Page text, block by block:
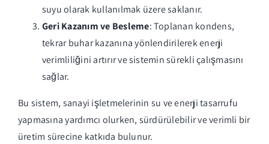
suyu olarak kullanılmak üzere saklanır.
Geri Kazanım ve Besleme: Toplanan kondens,
tekrar buhar kazanına yönlendirilerek enerji
verimliliğini artırır ve sistemin sürekli çalışmasını
sağlar.
Bu sistem, sanayi işletmelerinin su ve enerji tasarrufu
yapmasına yardımcı olurken, sürdürülebilir ve verimli bir
üretim sürecine katkıda bulunur.